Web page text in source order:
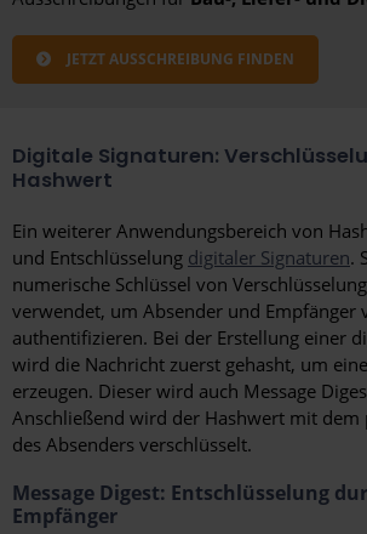
JETZT AUSSCHREIBUNG FINDEN
Digitale Signaturen:
Hashwert
Ein weiterer Anwendungsbereich von
und Entschlüsselung digitaler Signaturen.
numerische Schlüssel von
verwendet, um Absender und Empfänger
authentifizieren. Bei der Erstellung einer
wird die Nachricht zuerst gehasht, um
erzeugen. Dieser wird auch Message
Anschließend wird der Hashwert mit dem
des Absenders verschlüsselt.
Message Digest: Entschlüsselung
Empfänger